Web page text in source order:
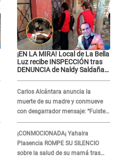
¡EN LA MIRA! Local de La Bella
Luz recibe INSPECCIÓN tras
DENUNCIA de Naldy Saldaña
Carlos Alcántara anuncia la
muerte de su madre y conmueve
con desgarrador mensaje: “Fuiste
una gran mujer”
¡CONMOCIONADA¡ Yahaira
Plasencia ROMPE SU SILENCIO
sobre la salud de su mamá tras